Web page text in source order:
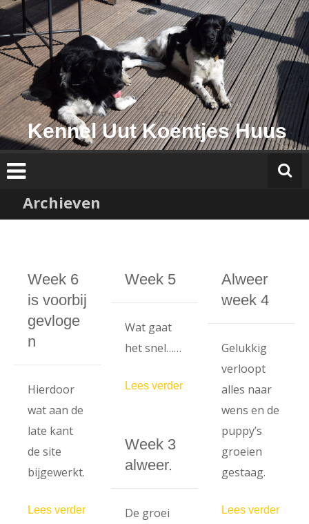
Ga
naar
inhoud
Kennel Uut Koentjes Huus
Archieven
Week 6
is voorbij
gevloge
n
Hierdoor
wat aan de
late kant
de site
bijgewerkt.
Lees verder
Week 5
Wat gaat
het snel……
Lees verder
Alweer
week 4
Gelukkig
verloopt
alles naar
wens en de
puppy’s
groeien
gestaag.
Lees verder
Week 3
alweer.
De groei